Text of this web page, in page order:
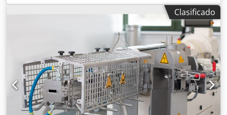
fruit or vegetables). Dodszrgkqopfx Amljck
Clasificado